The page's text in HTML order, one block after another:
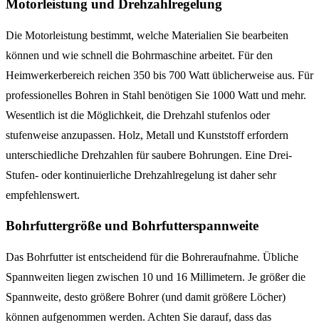
Motorleistung und Drehzahlregelung
Die Motorleistung bestimmt, welche Materialien Sie bearbeiten
können und wie schnell die Bohrmaschine arbeitet. Für den
Heimwerkerbereich reichen 350 bis 700 Watt üblicherweise aus. Für
professionelles Bohren in Stahl benötigen Sie 1000 Watt und mehr.
Wesentlich ist die Möglichkeit, die Drehzahl stufenlos oder
stufenweise anzupassen. Holz, Metall und Kunststoff erfordern
unterschiedliche Drehzahlen für saubere Bohrungen. Eine Drei-
Stufen- oder kontinuierliche Drehzahlregelung ist daher sehr
empfehlenswert.
Bohrfuttergröße und Bohrfutterspannweite
Das Bohrfutter ist entscheidend für die Bohreraufnahme. Übliche
Spannweiten liegen zwischen 10 und 16 Millimetern. Je größer die
Spannweite, desto größere Bohrer (und damit größere Löcher)
können aufgenommen werden. Achten Sie darauf, dass das